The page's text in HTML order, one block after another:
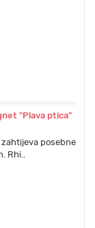
"Plava ptica"
posebne
Rhi..